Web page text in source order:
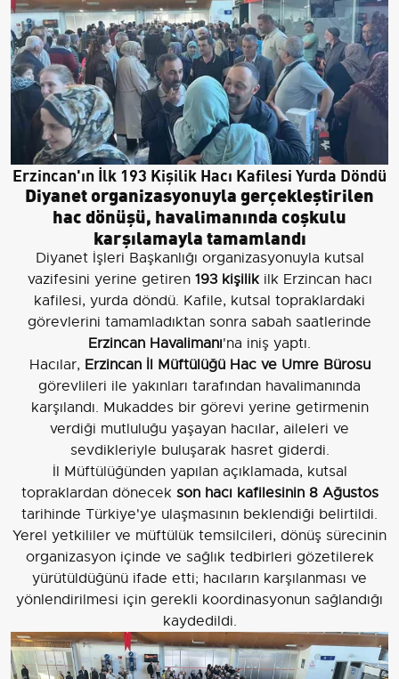
Erzincan'ın İlk 193 Kişilik Hacı Kafilesi Yurda Döndü
Diyanet organizasyonuyla gerçekleştirilen
hac dönüşü, havalimanında coşkulu
karşılamayla tamamlandı
Diyanet İşleri Başkanlığı organizasyonuyla kutsal
vazifesini yerine getiren 193 kişilikilk Erzincan hacı
kafilesi, yurda döndü. Kafile, kutsal topraklardaki
görevlerini tamamladıktan sonra sabah saatlerinde
Erzincan Havalimanı'na iniş yaptı.
Hacılar, Erzincan İl Müftülüğü Hac ve Umre Bürosu
görevlileri ile yakınları tarafından havalimanında
karşılandı. Mukaddes bir görevi yerine getirmenin
verdiği mutluluğu yaşayan hacılar, aileleri ve
sevdikleriyle buluşarak hasret giderdi.
İl Müftülüğünden yapılan açıklamada, kutsal
topraklardan dönecek son hacı kafilesinin 8 Ağustos
tarihinde Türkiye'ye ulaşmasının beklendiği belirtildi.
Yerel yetkililer ve müftülük temsilcileri, dönüş sürecinin
organizasyon içinde ve sağlık tedbirleri gözetilerek
yürütüldüğünü ifade etti; hacıların karşılanması ve
yönlendirilmesi için gerekli koordinasyonun sağlandığı
kaydedildi.